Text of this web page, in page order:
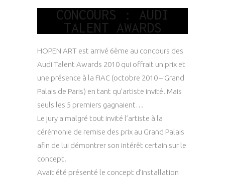
CONCOURS : AUDI
TALENT AWARDS
HOPEN ART est arrivé 6ème au concours des
Audi Talent Awards 2010 qui offrait un prix et
une présence à la FIAC (octobre 2010 – Grand
Palais de Paris) en tant qu’artiste invité. Mais
seuls les 5 premiers gagnaient…
Le jury a malgré tout invité l’artiste à la
cérémonie de remise des prix au Grand Palais
afin de lui démontrer son intérêt certain sur le
concept.
Avait été présenté le concept d’installation